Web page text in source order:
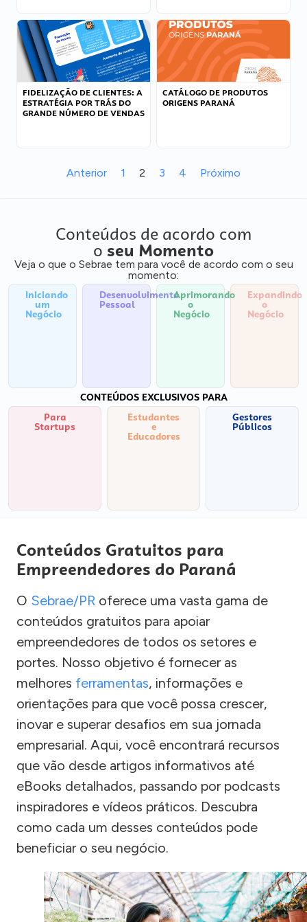
FIDELIZAÇÃO DE CLIENTES: A
ESTRATÉGIA POR TRÁS DO
GRANDE NÚMERO DE VENDAS
CATÁLOGO DE PRODUTOS
ORIGENS PARANÁ
Anterior 1 2 3 4 Próximo
Conteúdos de acordo com
o seu Momento
Veja o que o Sebrae tem para você de acordo com o seu
momento:
Iniciando
um
Negócio
Desenvolvimento
Pessoal
Aprimorando
o
Negócio
Expandindo
o
Negócio
CONTEÚDOS EXCLUSIVOS PARA
Para
Startups
Estudantes
e
Educadores
Gestores
Públicos
Conteúdos Gratuitos para
Empreendedores do Paraná
O Sebrae/PR oferece uma vasta gama de
conteúdos gratuitos para apoiar
empreendedores de todos os setores e
portes. Nosso objetivo é fornecer as
melhores ferramentas, informações e
orientações para que você possa crescer,
inovar e superar desafios em sua jornada
empresarial. Aqui, você encontrará recursos
que vão desde artigos informativos até
eBooks detalhados, passando por podcasts
inspiradores e vídeos práticos. Descubra
como cada um desses conteúdos pode
beneficiar o seu negócio.